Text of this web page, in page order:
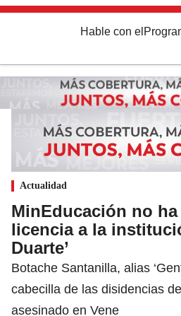
Hable con el
Actualidad
MinEducación no
licencia a la
Duarte’
Botache Santanilla, alias
cabecilla de las disidencias
asesinado en Vene